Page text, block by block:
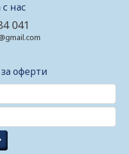
нас
041
оферти